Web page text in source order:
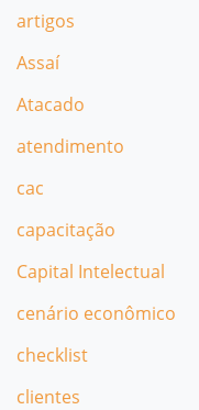
artigos
Assaí
Atacado
atendimento
cac
capacitação
Capital Intelectual
cenário econômico
checklist
clientes